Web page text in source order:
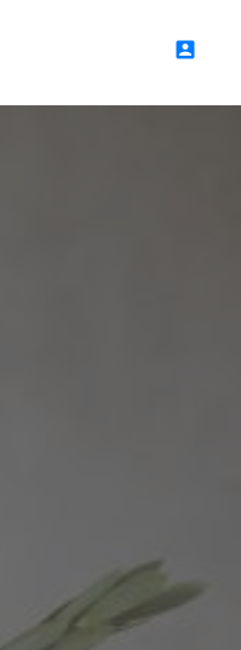
account_box